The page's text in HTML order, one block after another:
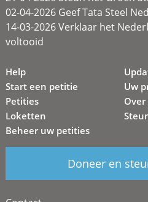
02-04-2026 Geef Tata Steel
14-03-2026 Verklaar het
voltooid
Help
Start een petitie
Petities
Loketten
Beheer uw petities
Uw
Doneer en